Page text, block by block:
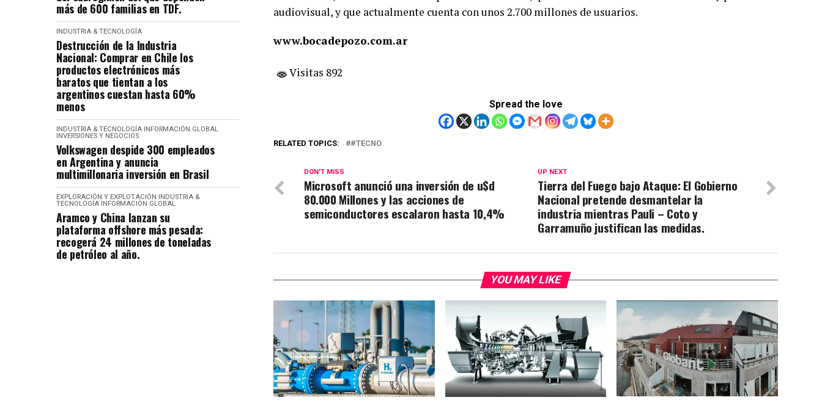
más de 600 familias en TDF.
INDUSTRIA & TECNOLOGÍA
Destrucción de la Industria
Nacional: Comprar en Chile los
productos electrónicos más
baratos que tientan a los
argentinos cuestan hasta 60%
menos
INDUSTRIA & TECNOLOGÍA INFORMACIÓN GLOBAL
INVERSIONES Y NEGOCIOS
Volkswagen despide 300 empleados
en Argentina y anuncia
multimillonaria inversión en Brasil
EXPLORACIÓN Y EXPLOTACIÓN INDUSTRIA &
TECNOLOGÍA INFORMACIÓN GLOBAL
Aramco y China lanzan su
plataforma offshore más pesada:
recogerá 24 millones de toneladas
de petróleo al año.
audiovisual, y que actualmente cuenta con unos 2.700 millones de usuarios.
www.bocadepozo.com.ar
Visitas 892
Spread the love
RELATED TOPICS: #TECNO
UP NEXT
Tierra del Fuego bajo Ataque: El Gobierno
Nacional pretende desmantelar la
industria mientras Pauli – Coto y
Garramuño justifican las medidas.
DON'T MISS
Microsoft anunció una inversión de u$d
80.000 Millones y las acciones de
semiconductores escalaron hasta 10,4%
YOU MAY LIKE